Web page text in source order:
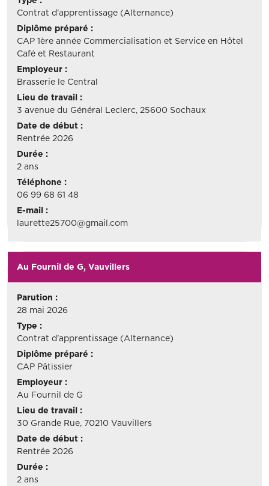
Contrat d'apprentissage (Alternance)
Diplôme préparé :
CAP 1ère année Commercialisation et Service en Hôtel
Café et Restaurant
Employeur :
Brasserie le Central
Lieu de travail :
3 avenue du Général Leclerc, 25600 Sochaux
Date de début :
Rentrée 2026
Durée :
2 ans
Téléphone :
06 99 68 61 48
E-mail :
laurette25700@gmail.com
Au Fournil de G, Vauvillers
Parution :
28 mai 2026
Type :
Contrat d'apprentissage (Alternance)
Diplôme préparé :
CAP Pâtissier
Employeur :
Au Fournil de G
Lieu de travail :
30 Grande Rue, 70210 Vauvillers
Date de début :
Rentrée 2026
Durée :
2 ans